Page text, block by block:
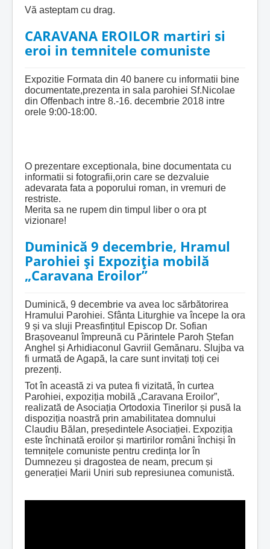
Vă asteptam cu drag.
CARAVANA EROILOR martiri si
eroi in temnitele comuniste
Expozitie Formata din 40 banere cu informatii bine
documentate,prezenta in sala parohiei Sf.Nicolae
din Offenbach intre 8.-16. decembrie 2018 intre
orele 9:00-18:00.
O prezentare exceptionala, bine documentata cu
informatii si fotografii,orin care se dezvaluie
adevarata fata a poporului roman, in vremuri de
restriste.
Merita sa ne rupem din timpul liber o ora pt
vizionare!
Duminică 9 decembrie, Hramul
Parohiei și Expoziția mobilă
„Caravana Eroilor”
Duminică, 9 decembrie va avea loc sărbătorirea
Hramului Parohiei. Sfânta Liturghie va începe la ora
9 și va sluji Preasfințitul Episcop Dr. Sofian
Brașoveanul împreună cu Părintele Paroh Ștefan
Anghel și Arhidiaconul Gavriil Gemănaru. Slujba va
fi urmată de Agapă, la care sunt invitați toți cei
prezenți.
Tot în această zi va putea fi vizitată, în curtea
Parohiei, expoziția mobilă „Caravana Eroilor”,
realizată de Asociația Ortodoxia Tinerilor și pusă la
dispoziția noastră prin amabilitatea domnului
Claudiu Bălan, președintele Asociației. Expoziția
este închinată eroilor și martirilor români închiși în
temnițele comuniste pentru credința lor în
Dumnezeu și dragostea de neam, precum și
generației Marii Uniri sub represiunea comunistă.